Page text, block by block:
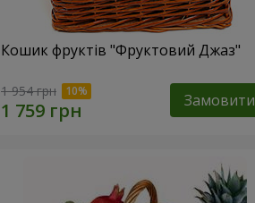
Кошик фруктів "Фруктовий Джаз"
1 954 грн Замовити